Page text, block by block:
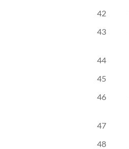
42
43
44
45
46
47
48